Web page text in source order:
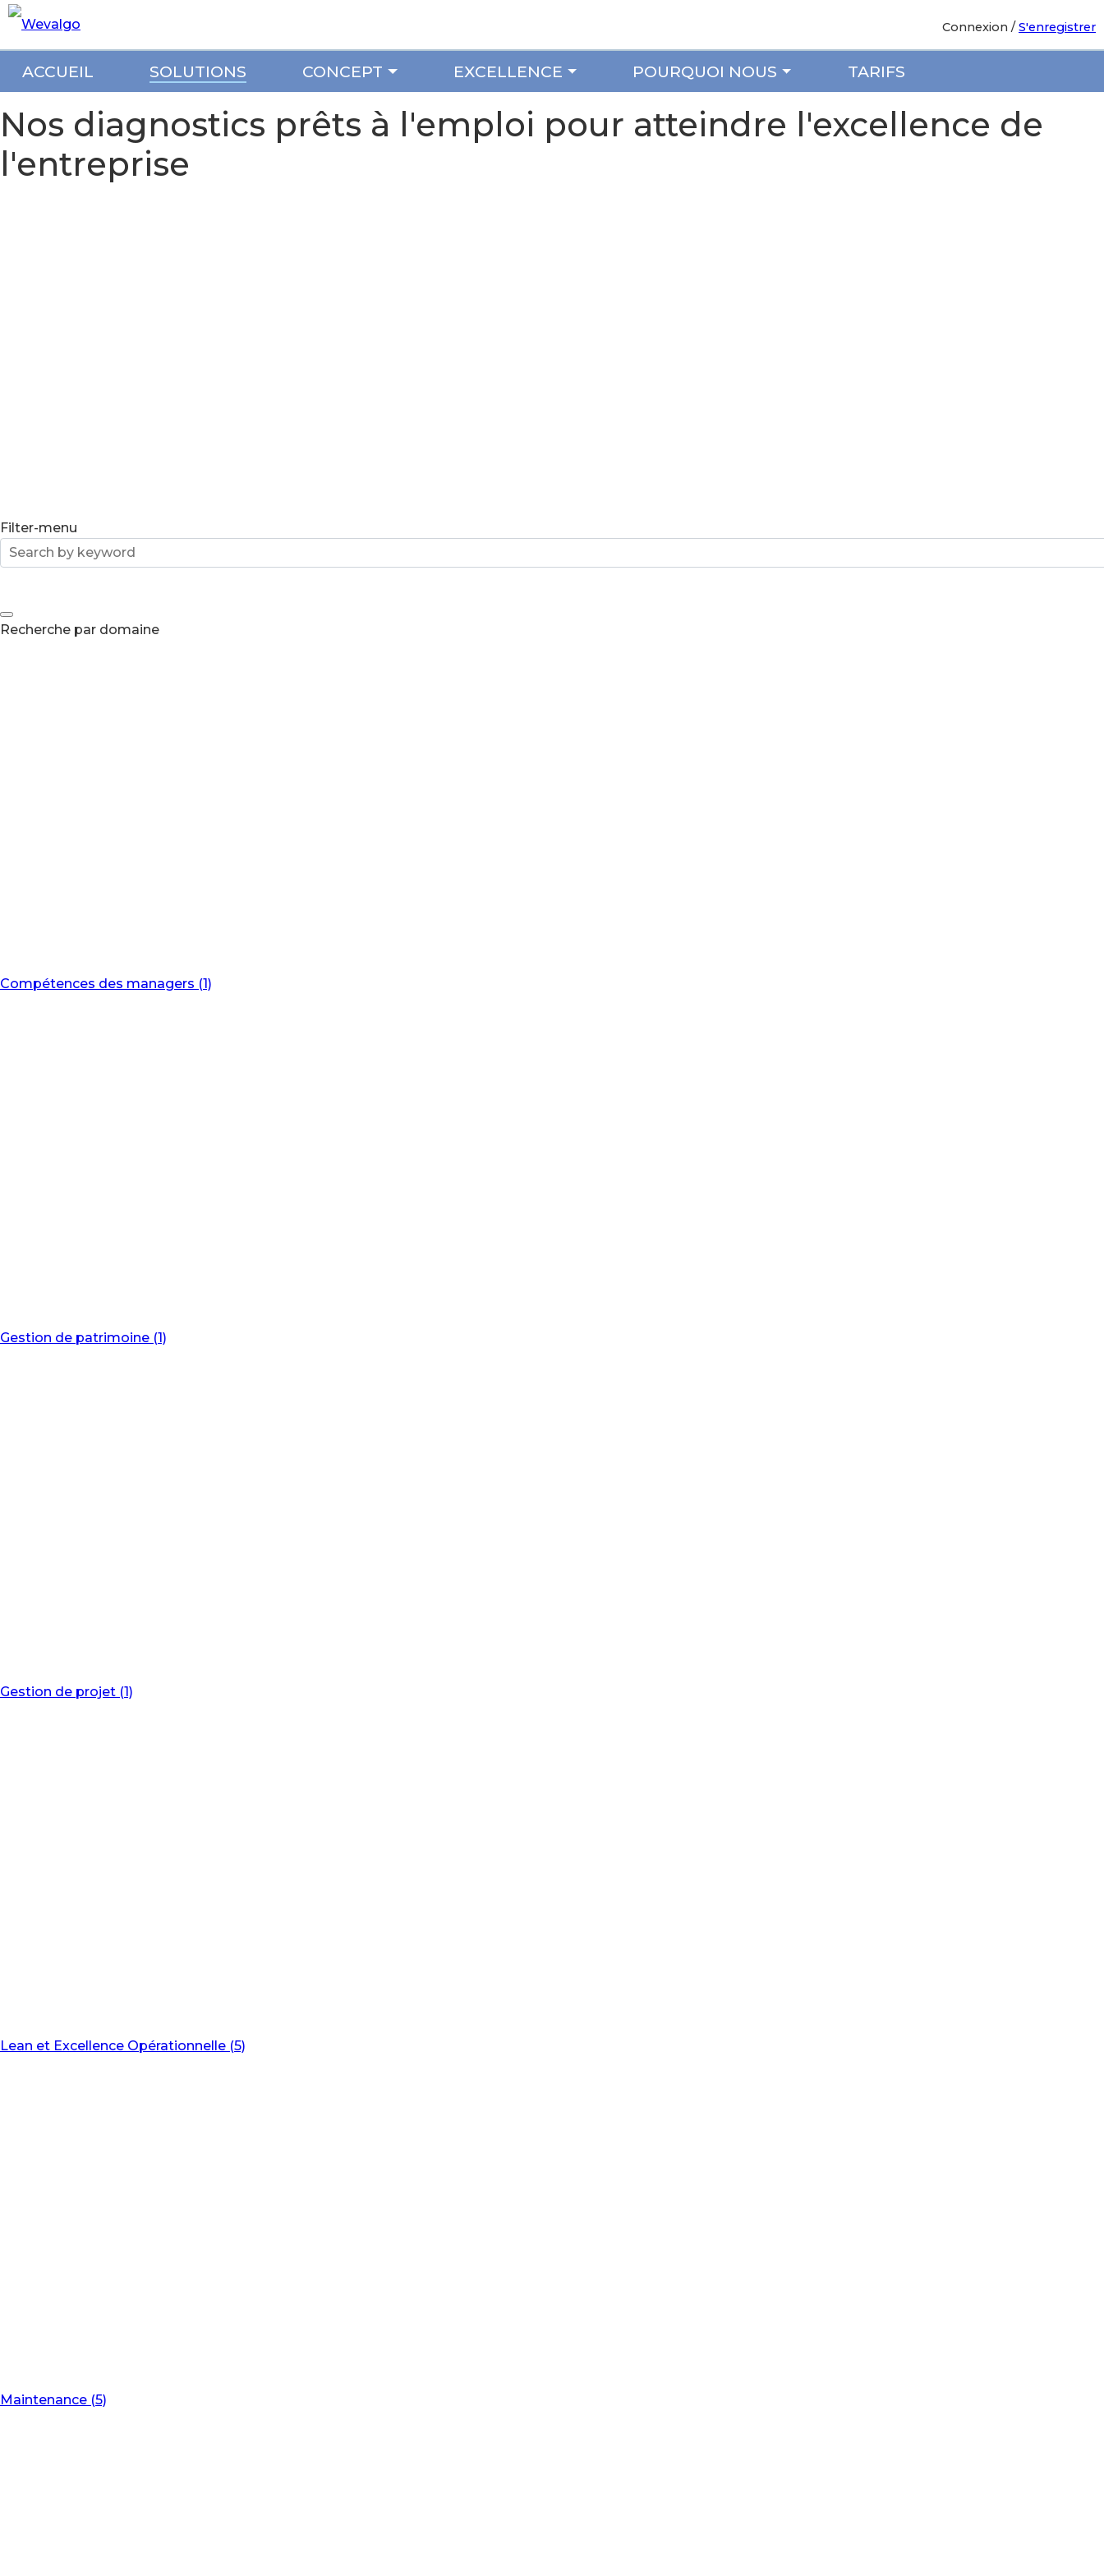
Connexion / S'enregistrer
ACCUEIL SOLUTIONS CONCEPT EXCELLENCE POURQUOI NOUS TARIFS
Nos diagnostics prêts à l'emploi pour atteindre l'excellence de
l'entreprise
Filter-menu
Recherche par domaine
Compétences des managers (1)
Gestion de patrimoine (1)
Gestion de projet (1)
Lean et Excellence Opérationnelle (5)
Maintenance (5)